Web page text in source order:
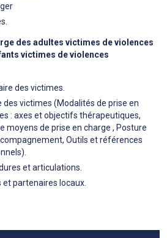
des adultes victimes de violences
victimes de violences
des victimes.
des victimes (Modalités de prise en
: axes et objectifs thérapeutiques,
moyens de prise en charge , Posture
Outils et références
et articulations.
partenaires locaux.